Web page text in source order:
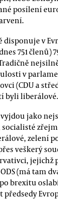
posílení
disponuje v
751 členů)
v
(CDU a
byli liberálové.
vyjdou jako
socialisté
zelení
veškerý
jejichž
(má tam
brexitu
předsedy